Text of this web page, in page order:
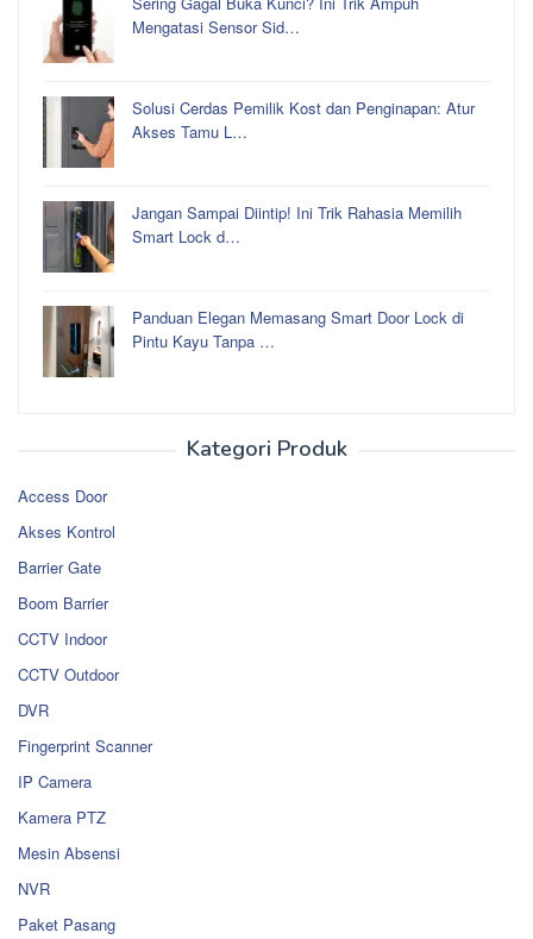
Mengatasi Sensor Sid…
Solusi Cerdas Pemilik Kost dan Penginapan: Atur
Akses Tamu L…
Jangan Sampai Diintip! Ini Trik Rahasia Memilih
Smart Lock d…
Panduan Elegan Memasang Smart Door Lock di
Pintu Kayu Tanpa …
Kategori Produk
Access Door
Akses Kontrol
Barrier Gate
Boom Barrier
CCTV Indoor
CCTV Outdoor
DVR
Fingerprint Scanner
IP Camera
Kamera PTZ
Mesin Absensi
NVR
Paket Pasang